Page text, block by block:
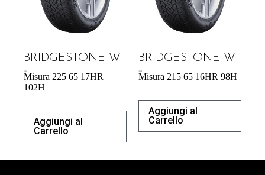
BRIDGESTONE WI
Misura 225 65 17HR
102H
Aggiungi al
Carrello
BRIDGESTONE WI
Misura 215 65 16HR 98H
Aggiungi al
Carrello